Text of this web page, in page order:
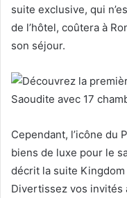
suite exclusive, qui
de l’hôtel, coûtera à
son séjour.
Cependant, l’icône du
biens de luxe pour le
décrit la suite
Divertissez vos invités